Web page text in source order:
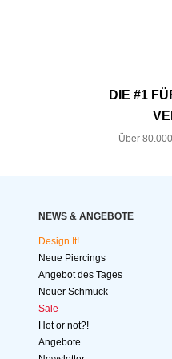
DIE #1
Über
NEWS & ANGEBOTE
Design It!
Neue Piercings
Angebot des Tages
Neuer Schmuck
Sale
Hot or not?!
Angebote